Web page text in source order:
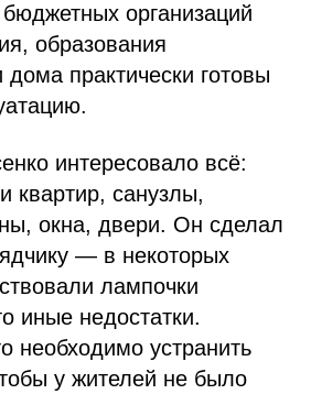
организаций
образования
дома практически готовы
интересовало всё:
квартир, санузлы,
окна, двери. Он сделал
— в некоторых
лампочки
иные недостатки.
необходимо устранить
у жителей не было